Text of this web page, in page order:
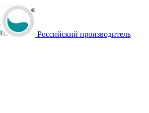
Российский производитель